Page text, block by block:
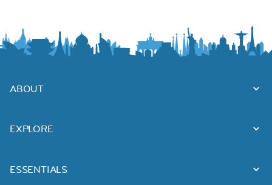
ABOUT
EXPLORE
ESSENTIALS